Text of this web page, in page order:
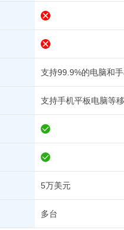
支持99.9%的电脑和
支持手机平板电脑等
5万美元
多台